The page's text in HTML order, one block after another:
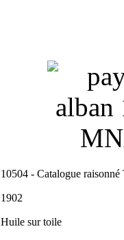
10504 - Catalogue raisonné
1902
Huile sur toile